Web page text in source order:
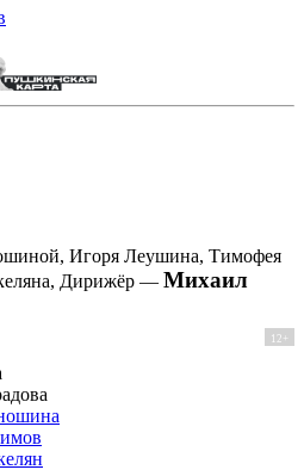
Игоря Леушина, Тимофея
Дирижёр — Михаил
12+